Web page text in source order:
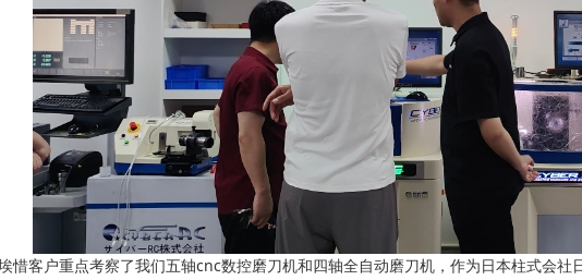
惜客户重点考察了我们五轴cnc数控磨刀机和四轴全自动磨刀机，作为日本柱式会社